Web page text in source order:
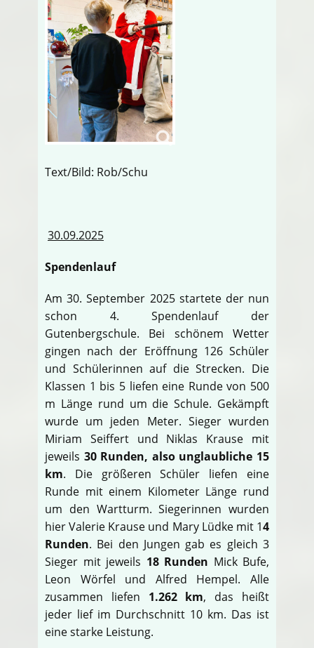
Text/Bild: Rob/Schu
30.09.2025
Spendenlauf
Am 30. September 2025 startete der nun
schon 4. Spendenlauf der
Gutenbergschule. Bei schönem Wetter
gingen nach der Eröffnung 126 Schüler
und Schülerinnen auf die Strecken. Die
Klassen 1 bis 5 liefen eine Runde von 500
m Länge rund um die Schule. Gekämpft
wurde um jeden Meter. Sieger wurden
Miriam Seiffert und Niklas Krause mit
jeweils 30 Runden, also unglaubliche 15
km. Die größeren Schüler liefen eine
Runde mit einem Kilometer Länge rund
um den Wartturm. Siegerinnen wurden
hier Valerie Krause und Mary Lüdke mit 14
Runden. Bei den Jungen gab es gleich 3
Sieger mit jeweils 18 Runden Mick Bufe,
Leon Wörfel und Alfred Hempel. Alle
zusammen liefen 1.262 km, das heißt
jeder lief im Durchschnitt 10 km. Das ist
eine starke Leistung.